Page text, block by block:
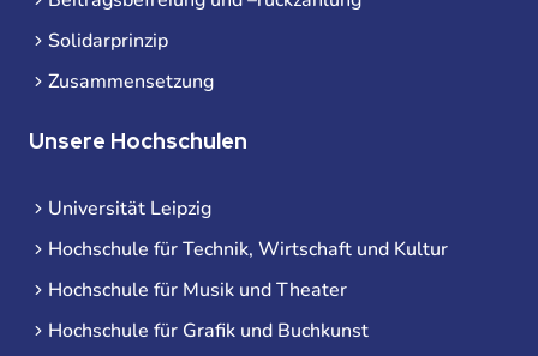
Solidarprinzip
Zusammensetzung
Unsere Hochschulen
Universität Leipzig
Hochschule für Technik, Wirtschaft und Kultur
Hochschule für Musik und Theater
Hochschule für Grafik und Buchkunst